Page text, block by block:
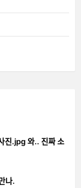
사진.jpg 와.. 진짜 소